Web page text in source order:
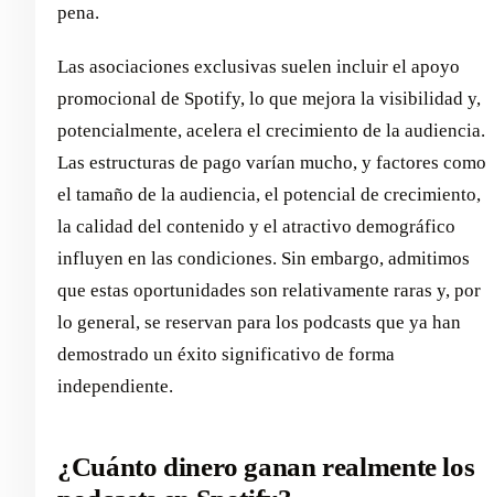
pena.
Las asociaciones exclusivas suelen incluir el apoyo
promocional de Spotify, lo que mejora la visibilidad y,
potencialmente, acelera el crecimiento de la audiencia.
Las estructuras de pago varían mucho, y factores como
el tamaño de la audiencia, el potencial de crecimiento,
la calidad del contenido y el atractivo demográfico
influyen en las condiciones. Sin embargo, admitimos
que estas oportunidades son relativamente raras y, por
lo general, se reservan para los podcasts que ya han
demostrado un éxito significativo de forma
independiente.
¿Cuánto dinero ganan realmente los